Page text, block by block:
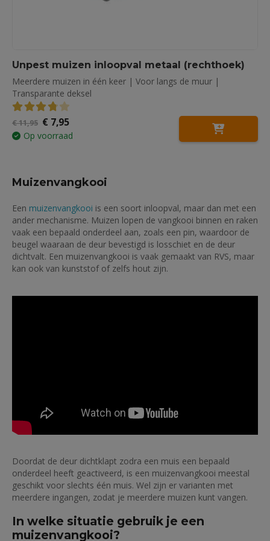
Unpest muizen inloopval metaal (rechthoek)
Meerdere muizen in één keer | Voor langs de muur |
Transparante deksel
3.79out of 5
€11,95 Oorspronkelijke
prijs
was:
€ 7,95Huidige
prijs
is:
Op voorraad
Muizenvangkooi
Een muizenvangkooi is een soort inloopval, maar dan met een
ander mechanisme. Muizen lopen de vangkooi binnen en raken
vaak een bepaald onderdeel aan, zoals een pin, waardoor de
beugel waaraan de deur bevestigd is losschiet en de deur
dichtvalt. Een muizenvangkooi is vaak gemaakt van RVS, maar
kan ook van kunststof of zelfs hout zijn.
Doordat de deur dichtklapt zodra een muis een bepaald
onderdeel heeft geactiveerd, is een muizenvangkooi meestal
geschikt voor slechts één muis. Wel zijn er varianten met
meerdere ingangen, zodat je meerdere muizen kunt vangen.
In welke situatie gebruik je een
muizenvangkooi?